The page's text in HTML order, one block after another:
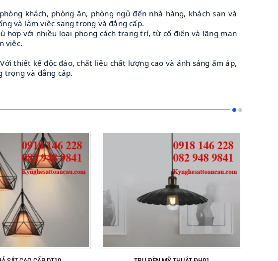
khách, phòng ăn, phòng ngủ đến nhà hàng, khách sạn và
và làm việc sang trọng và đẳng cấp.
hợp với nhiều loại phong cách trang trí, từ cổ điển và lãng mạn
việc.
thiết kế độc đáo, chất liệu chất lượng cao và ánh sáng ấm áp,
trọng và đẳng cấp.